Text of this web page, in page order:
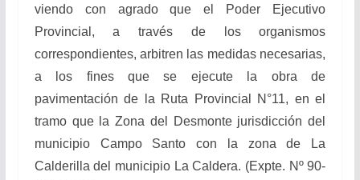
viendo con agrado que el Poder Ejecutivo
Provincial, a través de los organismos
correspondientes, arbitren las medidas necesarias,
a los fines que se ejecute la obra de
pavimentación de la Ruta Provincial N°11, en el
tramo que la Zona del Desmonte jurisdicción del
municipio Campo Santo con la zona de La
Calderilla del municipio La Caldera. (Expte. Nº 90-